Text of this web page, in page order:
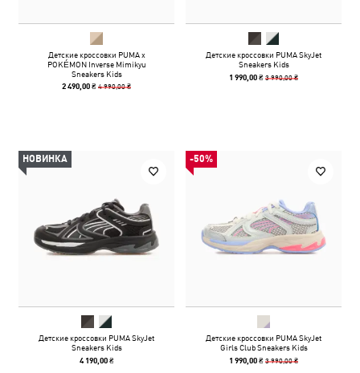
Детские кроссовки PUMA x
POKÉMON Inverse Mimikyu
Sneakers Kids
2 490,00 ₴4 990,00 ₴
Детские кроссовки PUMA SkyJet
Sneakers Kids
1 990,00 ₴3 990,00 ₴
НОВИНКА
Детские кроссовки PUMA SkyJet
Sneakers Kids
4 190,00 ₴
-50%
Детские кроссовки PUMA SkyJet
Girls Club Sneakers Kids
1 990,00 ₴3 990,00 ₴